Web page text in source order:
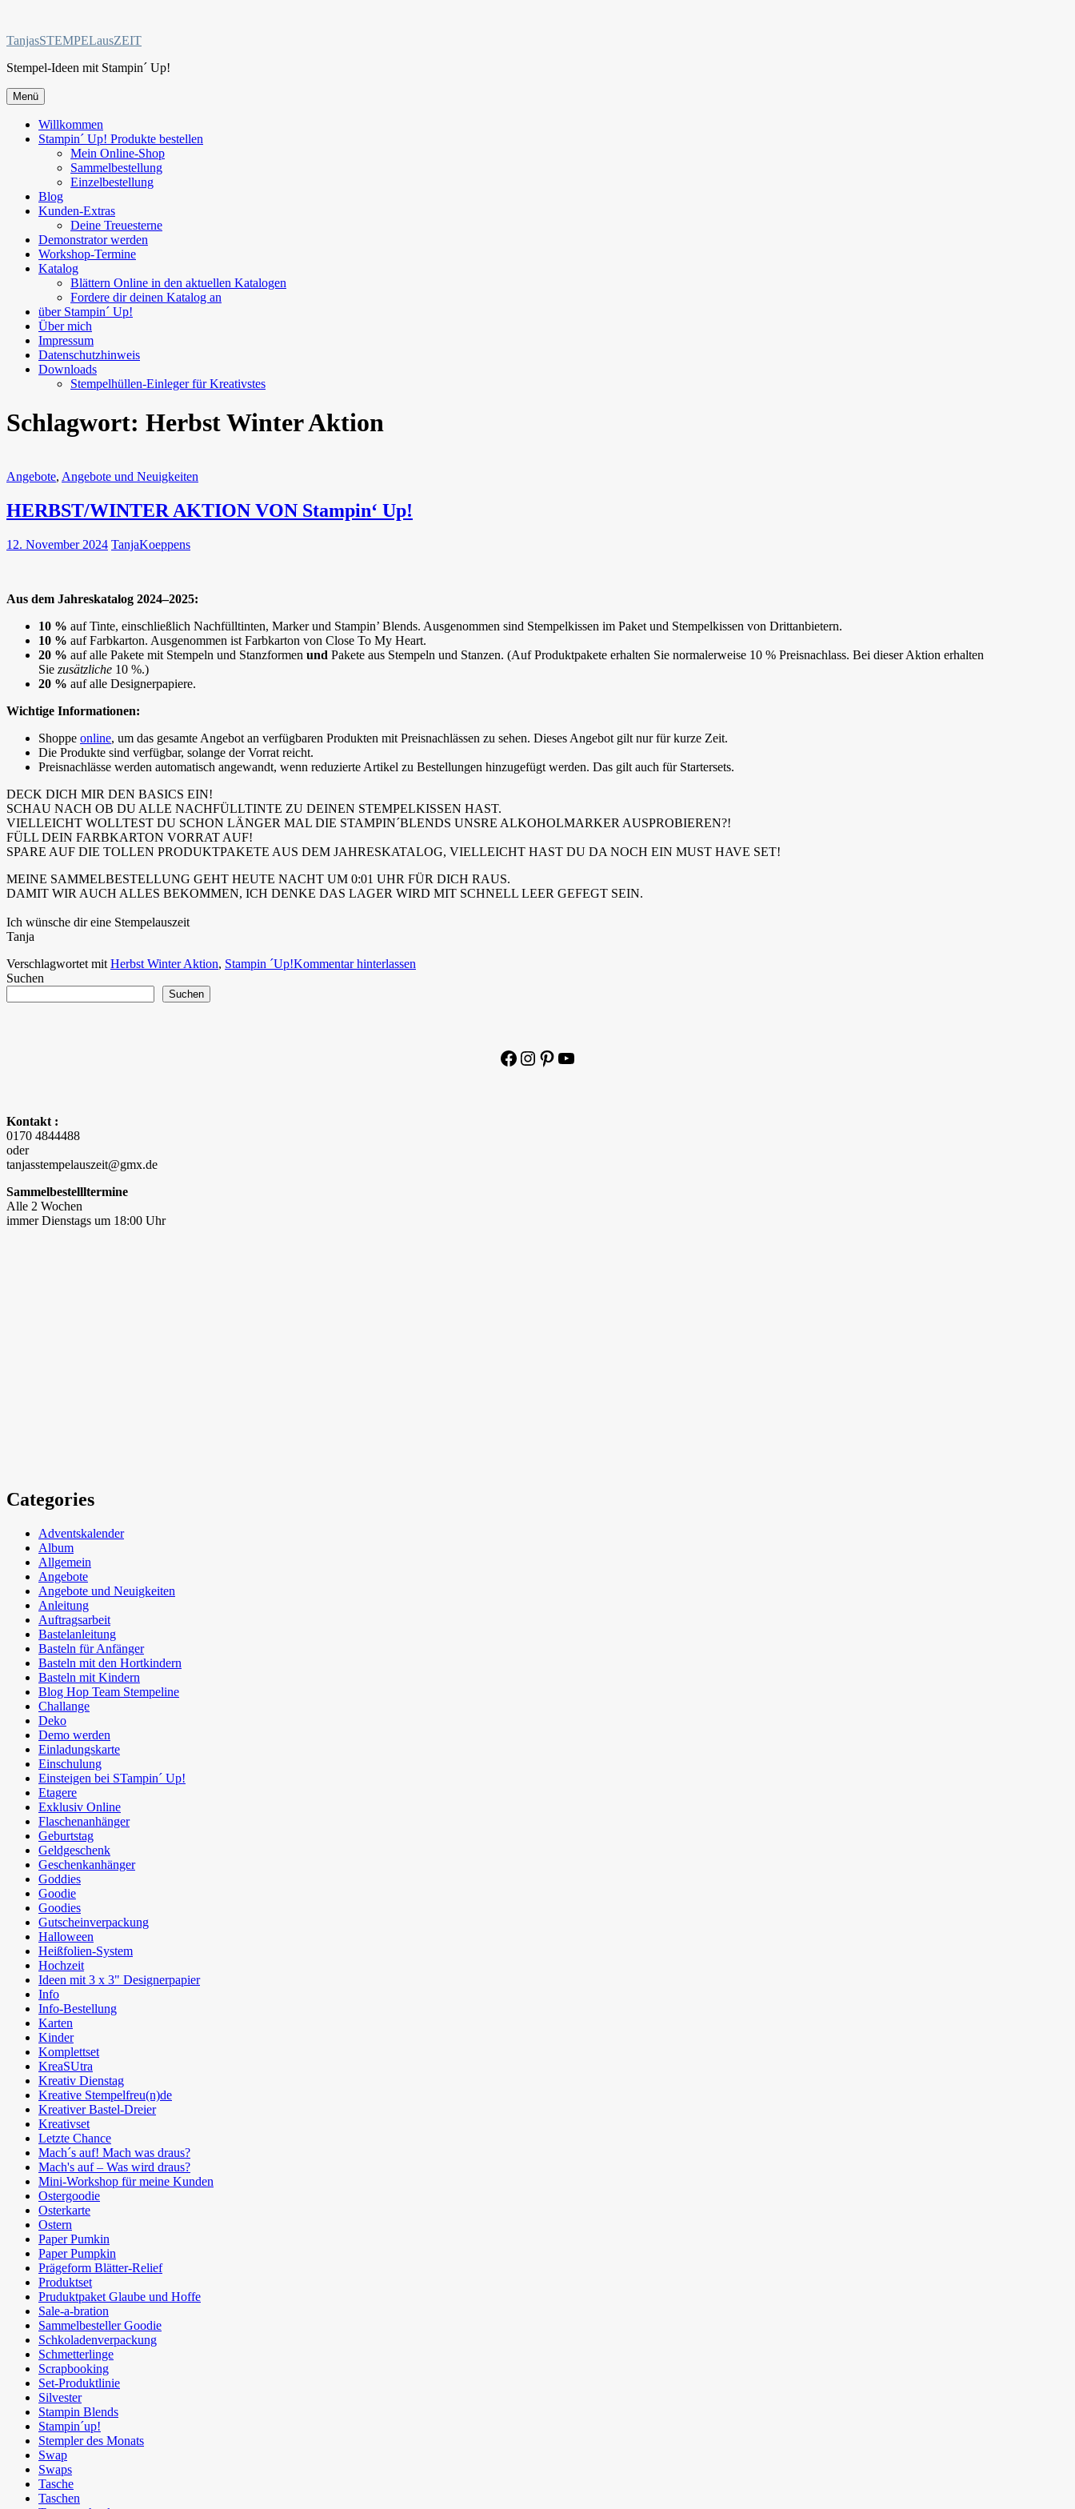
springen
TanjasSTEMPELausZEIT
Stempel-Ideen mit Stampin´ Up!
Menü
Willkommen
Stampin´ Up! Produkte bestellen
Mein Online-Shop
Sammelbestellung
Einzelbestellung
Blog
Kunden-Extras
Deine Treuesterne
Demonstrator werden
Workshop-Termine
Katalog
Blättern Online in den aktuellen Katalogen
Fordere dir deinen Katalog an
über Stampin´ Up!
Über mich
Impressum
Datenschutzhinweis
Downloads
Stempelhüllen-Einleger für Kreativstes
Schlagwort: Herbst Winter Aktion
Angebote, Angebote und Neuigkeiten
HERBST/WINTER AKTION VON Stampin‘ Up!
12. November 2024 TanjaKoeppens
Aus dem Jahreskatalog 2024–2025:
10 % auf Tinte, einschließlich Nachfülltinten, Marker und Stampin’ Blends. Ausgenommen sind Stempelkissen im Paket und Stempelkissen von Drittanbietern.
10 % auf Farbkarton. Ausgenommen ist Farbkarton von Close To My Heart.
20 % auf alle Pakete mit Stempeln und Stanzformen und Pakete aus Stempeln und Stanzen. (Auf Produktpakete erhalten Sie normalerweise 10 % Preisnachlass. Bei dieser Aktion erhalten
Sie zusätzliche 10 %.)
20 % auf alle Designerpapiere.
Wichtige Informationen:
Shoppe online, um das gesamte Angebot an verfügbaren Produkten mit Preisnachlässen zu sehen. Dieses Angebot gilt nur für kurze Zeit.
Die Produkte sind verfügbar, solange der Vorrat reicht.
Preisnachlässe werden automatisch angewandt, wenn reduzierte Artikel zu Bestellungen hinzugefügt werden. Das gilt auch für Startersets.
DECK DICH MIR DEN BASICS EIN!
SCHAU NACH OB DU ALLE NACHFÜLLTINTE ZU DEINEN STEMPELKISSEN HAST.
VIELLEICHT WOLLTEST DU SCHON LÄNGER MAL DIE STAMPIN´BLENDS UNSRE ALKOHOLMARKER AUSPROBIEREN?!
FÜLL DEIN FARBKARTON VORRAT AUF!
SPARE AUF DIE TOLLEN PRODUKTPAKETE AUS DEM JAHRESKATALOG, VIELLEICHT HAST DU DA NOCH EIN MUST HAVE SET!
MEINE SAMMELBESTELLUNG GEHT HEUTE NACHT UM 0:01 UHR FÜR DICH RAUS.
DAMIT WIR AUCH ALLES BEKOMMEN, ICH DENKE DAS LAGER WIRD MIT SCHNELL LEER GEFEGT SEIN.
Ich wünsche dir eine Stempelauszeit
Tanja
Verschlagwortet mit Herbst Winter Aktion, Stampin ´Up!Kommentar hinterlassen
Suchen
Suchen
Facebook
Instagram
Pinterest
YouTube
Kontakt :
0170 4844488
oder
tanjasstempelauszeit@gmx.de
Sammelbestellltermine
Alle 2 Wochen
immer Dienstags um 18:00 Uhr
Categories
Adventskalender
Album
Allgemein
Angebote
Angebote und Neuigkeiten
Anleitung
Auftragsarbeit
Bastelanleitung
Basteln für Anfänger
Basteln mit den Hortkindern
Basteln mit Kindern
Blog Hop Team Stempeline
Challange
Deko
Demo werden
Einladungskarte
Einschulung
Einsteigen bei STampin´ Up!
Etagere
Exklusiv Online
Flaschenanhänger
Geburtstag
Geldgeschenk
Geschenkanhänger
Goddies
Goodie
Goodies
Gutscheinverpackung
Halloween
Heißfolien-System
Hochzeit
Ideen mit 3 x 3" Designerpapier
Info
Info-Bestellung
Karten
Kinder
Komplettset
KreaSUtra
Kreativ Dienstag
Kreative Stempelfreu(n)de
Kreativer Bastel-Dreier
Kreativset
Letzte Chance
Mach´s auf! Mach was draus?
Mach's auf – Was wird draus?
Mini-Workshop für meine Kunden
Ostergoodie
Osterkarte
Ostern
Paper Pumkin
Paper Pumpkin
Prägeform Blätter-Relief
Produktset
Pruduktpaket Glaube und Hoffe
Sale-a-bration
Sammelbesteller Goodie
Schkoladenverpackung
Schmetterlinge
Scrapbooking
Set-Produktlinie
Silvester
Stampin Blends
Stampin´up!
Stempler des Monats
Swap
Swaps
Tasche
Taschen